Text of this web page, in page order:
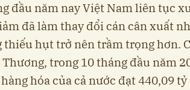
đầu năm nay Việt Nam liên tục
đã làm thay đổi cán cân xuất
hụt trở nên trầm trọng hơn.
trong 10 tháng đầu năm
hóa của cả nước đạt 440,09 tỷ